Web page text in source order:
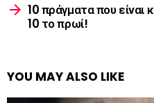
10 πράγματα που είναι
10 το πρωί!
YOU MAY ALSO LIKE